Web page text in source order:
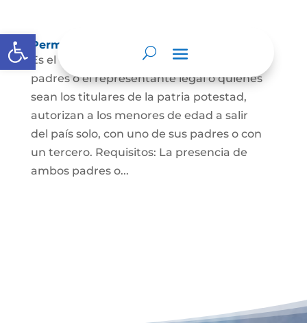
Abrir barra de herramientas
Permisos de salida de país temporal
Es el documento mediante el cual los
padres o el representante legal o quienes
sean los titulares de la patria potestad,
autorizan a los menores de edad a salir
del país solo, con uno de sus padres o con
un tercero. Requisitos: La presencia de
ambos padres o...